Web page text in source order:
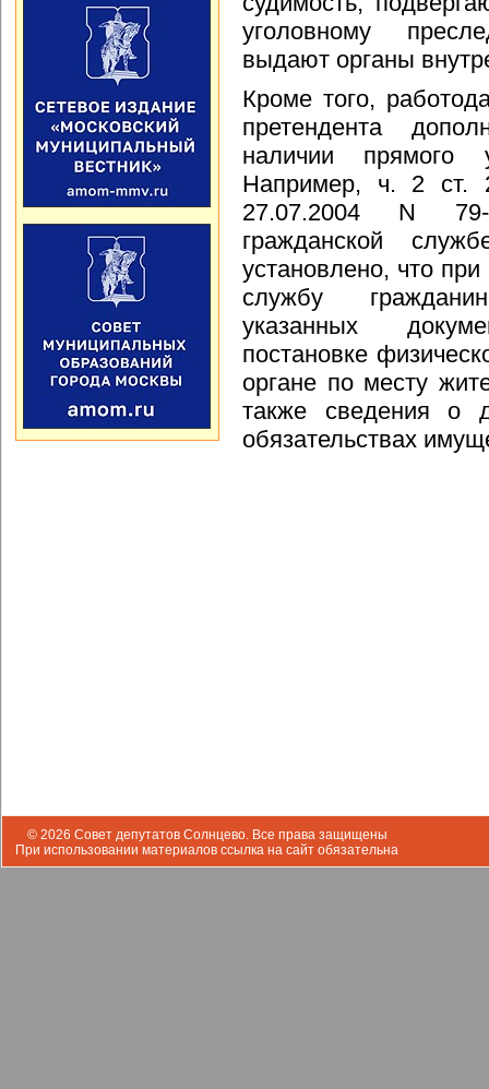
уголовному
выдают органы
Кроме того,
претендента
наличии прямого
Например, ч. 2 ст.
27.07.2004 N 79-
гражданской
установлено, что
службу
указанных
постановке
органе по месту
также сведения о
обязательствах
© 2026 Совет депутатов Солнцево. Все права защищены
При использовании материалов ссылка на сайт обязательна